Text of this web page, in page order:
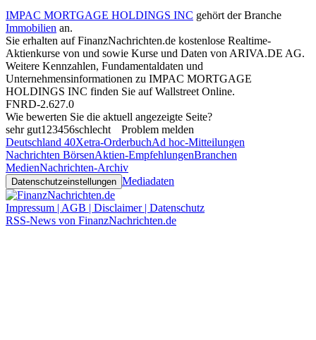
IMPAC MORTGAGE HOLDINGS INC gehört der Branche
Immobilien an.
Sie erhalten auf FinanzNachrichten.de kostenlose Realtime-
Aktienkurse von und sowie Kurse und Daten von ARIVA.DE AG.
Weitere Kennzahlen, Fundamentaldaten und
Unternehmensinformationen zu IMPAC MORTGAGE
HOLDINGS INC finden Sie aufWallstreet Online.
FNRD-2.627.0
Wie bewerten Sie die aktuell angezeigte Seite?
sehr gut1 23456schlecht
Problem melden
Deutschland 40Xetra-OrderbuchAd hoc-Mitteilungen
Nachrichten BörsenAktien-EmpfehlungenBranchen
MedienNachrichten-Archiv
Datenschutzeinstellungen Mediadaten
Impressum | AGB | Disclaimer | Datenschutz
RSS-News von FinanzNachrichten.de